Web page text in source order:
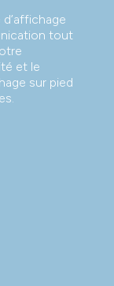
tout
et le
sur pied